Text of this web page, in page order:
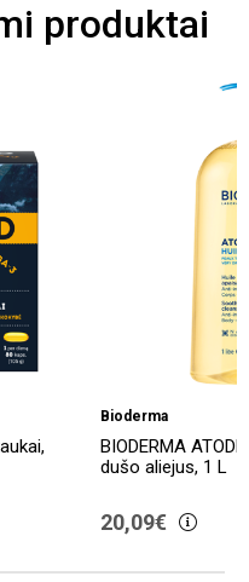
produktai
Bioderma
BIODERMA
dušo aliejus, 1 L
20,09€